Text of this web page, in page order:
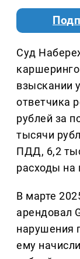
Суд
взыскании
ответчика
рублей за
тысячи
ПДД, 6,2
расходы на
В марте
арендовал
нарушения
ему